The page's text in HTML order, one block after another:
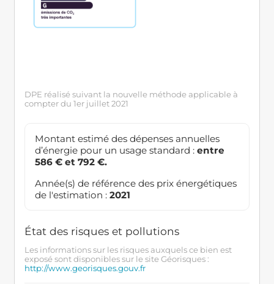
DPE réalisé suivant la nouvelle méthode applicable à
compter du 1er juillet 2021
Montant estimé des dépenses annuelles
d’énergie pour un usage standard : entre
586 € et 792 €.
Année(s) de référence des prix énergétiques
de l'estimation : 2021
État des risques et pollutions
Les informations sur les risques auxquels ce bien est
exposé sont disponibles sur le site Géorisques :
http://www.georisques.gouv.fr